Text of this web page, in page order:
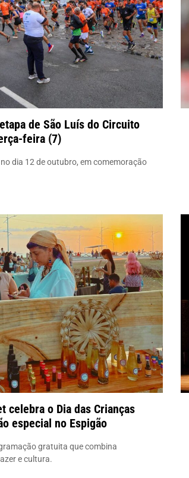
de São Luís do Circuito
feira (7)
dia 12 de outubro, em comemoração
celebra o Dia das Crianças
especial no Espigão
gratuita que combina
e cultura.